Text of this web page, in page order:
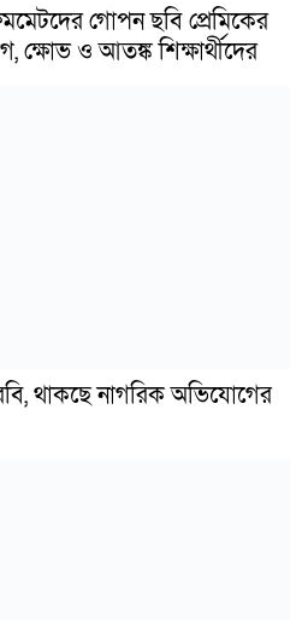
গোপন ছবি প্রেমিকের
ক্ষোভ ও আতঙ্ক শিক্ষার্থীদের
থাকছে নাগরিক অভিযোগের